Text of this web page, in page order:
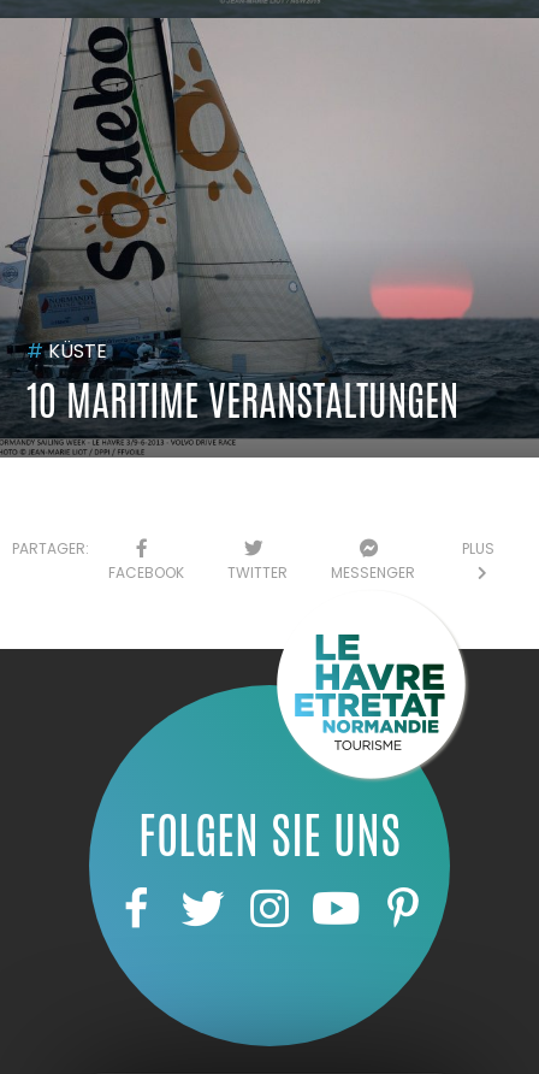
#KÜSTE
10 MARITIME VERANSTALTUNGEN
PARTAGER:
FACEBOOK
TWITTER MESSENGER
PLUS
FOLGEN SIE UNS